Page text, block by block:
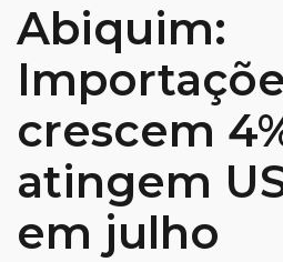
Abiquim:
crescem
atingem
em julho